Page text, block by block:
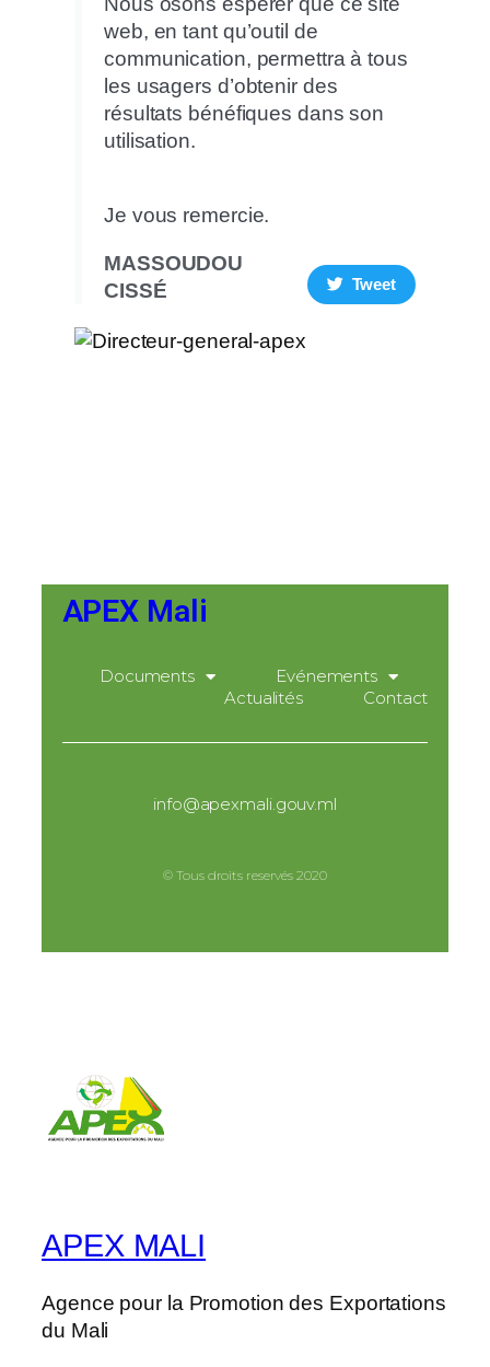
web, en tant qu’outil de
communication, permettra à tous
les usagers d’obtenir des
résultats bénéfiques dans son
utilisation.
Je vous remercie.
MASSOUDOU
CISSÉ
Tweet
APEX Mali
Documents
Evénements
Actualités
Contact
info@apexmali.gouv.ml
© Tous droits reservés 2020
APEX MALI
Agence pour la Promotion des Exportations
du Mali